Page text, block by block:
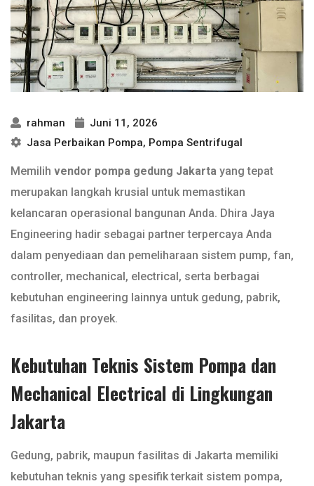
rahman
Juni 11, 2026
Jasa Perbaikan Pompa, Pompa Sentrifugal
Memilih vendor pompa gedung Jakarta yang tepat
merupakan langkah krusial untuk memastikan
kelancaran operasional bangunan Anda. Dhira Jaya
Engineering hadir sebagai partner terpercaya Anda
dalam penyediaan dan pemeliharaan sistem pump, fan,
controller, mechanical, electrical, serta berbagai
kebutuhan engineering lainnya untuk gedung, pabrik,
fasilitas, dan proyek.
Kebutuhan Teknis Sistem Pompa dan
Mechanical Electrical di Lingkungan
Jakarta
Gedung, pabrik, maupun fasilitas di Jakarta memiliki
kebutuhan teknis yang spesifik terkait sistem pompa,